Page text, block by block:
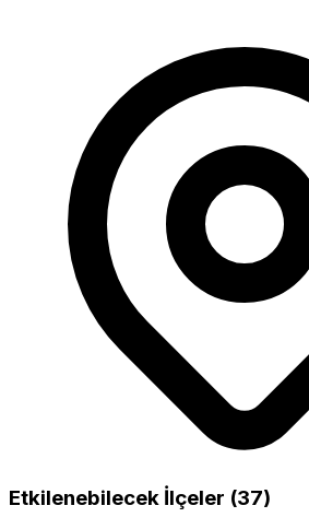
Etkilenebilecek İlçeler (37)